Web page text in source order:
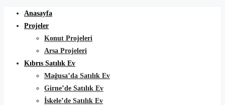
Anasayfa
Projeler
Konut Projeleri
Arsa Projeleri
Kıbrıs Satılık Ev
Mağusa’da Satılık Ev
Girne’de Satılık Ev
İskele’de Satılık Ev